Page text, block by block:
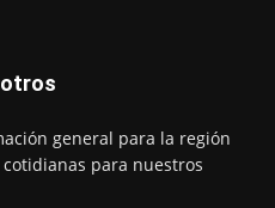
general para la región
para nuestros